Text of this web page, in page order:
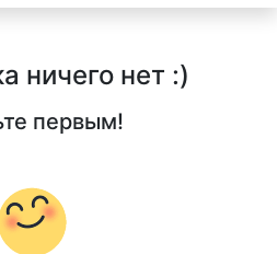
ничего нет :)
первым!